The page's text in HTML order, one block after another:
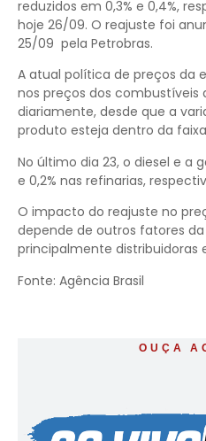
reduzidos em 0,3% e 0,4%,
hoje 26/09. O reajuste foi
25/09 pela Petrobras.
A atual política de preços da
nos preços dos
diariamente, desde que a
produto esteja dentro da
No último dia 23, o diesel e a
e 0,2% nas refinarias,
O impacto do reajuste no
depende de outros fatores
principalmente distribuidoras
Fonte: Agência Brasil
OUÇA